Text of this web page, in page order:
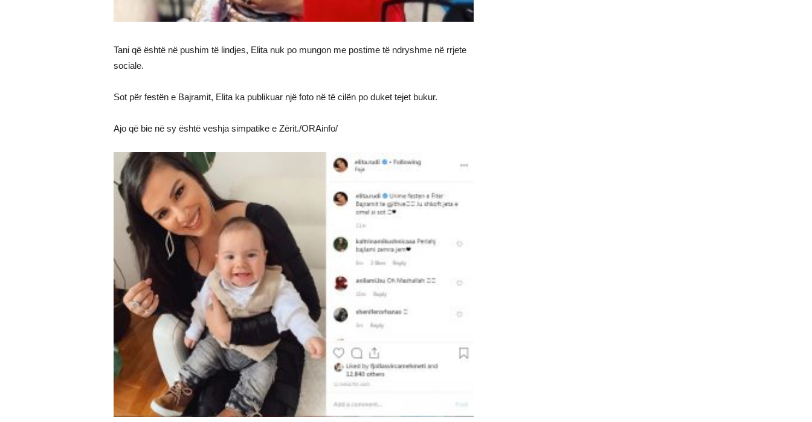
Tani që është në pushim të lindjes, Elita nuk po mungon me postime të ndryshme në rrjete
sociale.
Sot për festën e Bajramit, Elita ka publikuar një foto në të cilën po duket tejet bukur.
Ajo që bie në sy është veshja simpatike e Zërit./ORAinfo/